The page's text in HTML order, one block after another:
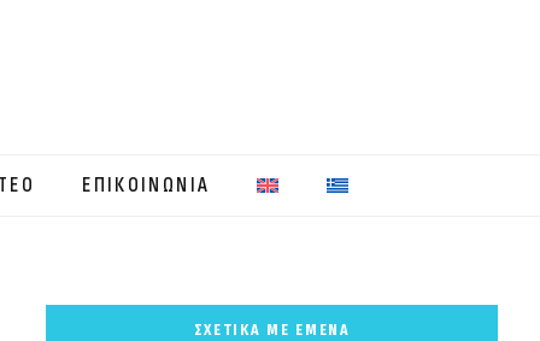
ΕΠΙΚΟΙΝΩΝΙΑ
ΣΧΕΤΙΚΑ ΜΕ ΕΜΕΝΑ